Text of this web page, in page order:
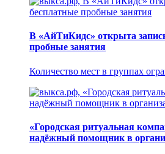
В «АйТиКидс» открыта
пробные занятия
Количество мест в группах
«Городская ритуальная
надёжный помощник в